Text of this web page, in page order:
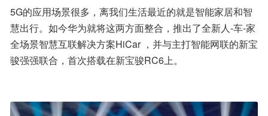
5G的应用场景很多，离我们生活最近的就是智能家居和智
慧出行。如今华为就将这两方面整合，推出了全新人-车-家
全场景智慧互联解决方案HiCar ，并与主打智能网联的新宝
骏强强联合，首次搭载在新宝骏RC6上。